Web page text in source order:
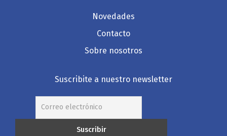
Novedades
Contacto
Sobre nosotros
Suscribite a nuestro newsletter